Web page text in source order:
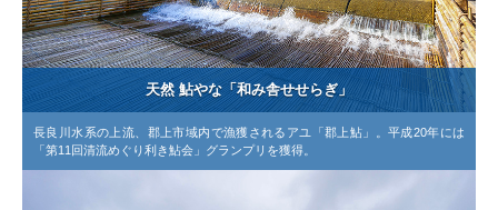
天然 鮎やな「和み舎せせらぎ」
長良川水系の上流、郡上市域内で漁獲されるアユ「郡上鮎」。平成20年には
「第11回清流めぐり利き鮎会」グランプリを獲得。